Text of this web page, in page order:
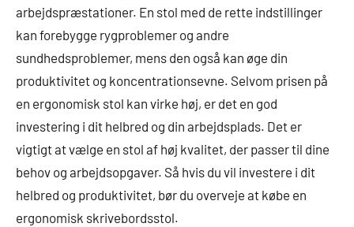
arbejdspræstationer. En stol med de rette indstillinger
kan forebygge rygproblemer og andre
sundhedsproblemer, mens den også kan øge din
produktivitet og koncentrationsevne. Selvom prisen på
en ergonomisk stol kan virke høj, er det en god
investering i dit helbred og din arbejdsplads. Det er
vigtigt at vælge en stol af høj kvalitet, der passer til dine
behov og arbejdsopgaver. Så hvis du vil investere i dit
helbred og produktivitet, bør du overveje at købe en
ergonomisk skrivebordsstol.